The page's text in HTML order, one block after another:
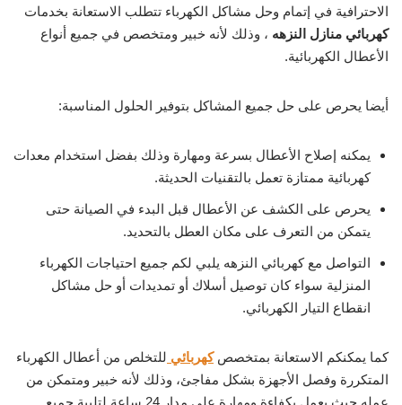
الاحترافية في إتمام وحل مشاكل الكهرباء تتطلب الاستعانة بخدمات
كهربائي منازل النزهه ، وذلك لأنه خبير ومتخصص في جميع أنواع
الأعطال الكهربائية.
أيضا يحرص على حل جميع المشاكل بتوفير الحلول المناسبة:
يمكنه إصلاح الأعطال بسرعة ومهارة وذلك بفضل استخدام معدات
كهربائية ممتازة تعمل بالتقنيات الحديثة.
يحرص على الكشف عن الأعطال قبل البدء في الصيانة حتى
يتمكن من التعرف على مكان العطل بالتحديد.
التواصل مع كهربائي النزهه يلبي لكم جميع احتياجات الكهرباء
المنزلية سواء كان توصيل أسلاك أو تمديدات أو حل مشاكل
انقطاع التيار الكهربائي.
كما يمكنكم الاستعانة بمتخصصكهربائي للتخلص من أعطال الكهرباء
المتكررة وفصل الأجهزة بشكل مفاجئ، وذلك لأنه خبير ومتمكن من